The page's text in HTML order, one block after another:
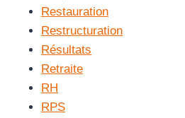
Restauration
Restructuration
Résultats
Retraite
RH
RPS